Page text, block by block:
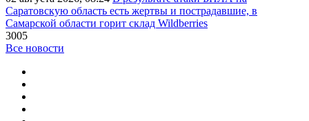
Саратовскую область есть жертвы и пострадавшие, в
Самарской области горит склад Wildberries
3005
Все новости